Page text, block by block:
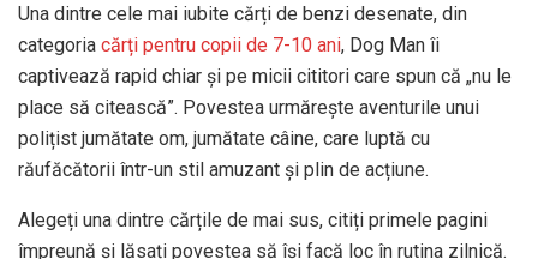
Una dintre cele mai iubite cărți de benzi desenate, din
categoria cărți pentru copii de 7-10 ani, Dog Man îi
captivează rapid chiar și pe micii cititori care spun că „nu le
place să citească”. Povestea urmărește aventurile unui
polițist jumătate om, jumătate câine, care luptă cu
răufăcătorii într-un stil amuzant și plin de acțiune.
Alegeți una dintre cărțile de mai sus, citiți primele pagini
împreună și lăsați povestea să își facă loc în rutina zilnică.